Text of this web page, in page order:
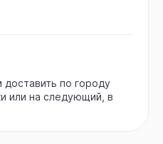
по городу
или на следующий, в